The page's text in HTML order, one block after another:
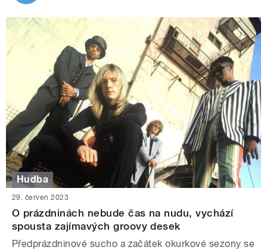
Hudba
29. červen 2023
O prázdninách nebude čas na nudu, vychází
spousta zajímavých groovy desek
Předprázdninové sucho a začátek okurkové sezony se